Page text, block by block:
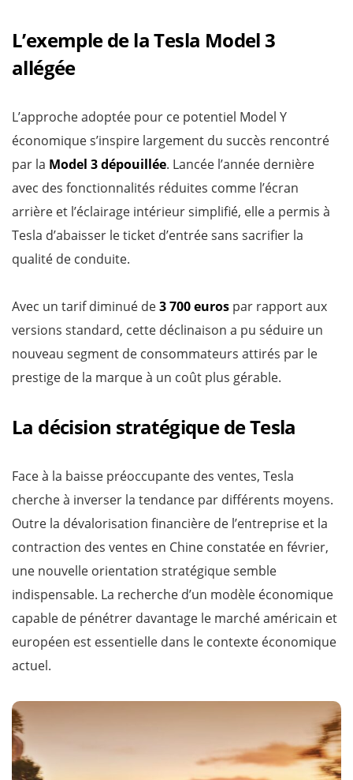
L’exemple de la Tesla Model 3
allégée
L’approche adoptée pour ce potentiel Model Y
économique s’inspire largement du succès rencontré
par la Model 3 dépouillée. Lancée l’année dernière
avec des fonctionnalités réduites comme l’écran
arrière et l’éclairage intérieur simplifié, elle a permis à
Tesla d’abaisser le ticket d’entrée sans sacrifier la
qualité de conduite.
Avec un tarif diminué de3 700 euros par rapport aux
versions standard, cette déclinaison a pu séduire un
nouveau segment de consommateurs attirés par le
prestige de la marque à un coût plus gérable.
La décision stratégique de Tesla
Face à la baisse préoccupante des ventes, Tesla
cherche à inverser la tendance par différents moyens.
Outre la dévalorisation financière de l’entreprise et la
contraction des ventes en Chine constatée en février,
une nouvelle orientation stratégique semble
indispensable. La recherche d’un modèle économique
capable de pénétrer davantage le marché américain et
européen est essentielle dans le contexte économique
actuel.